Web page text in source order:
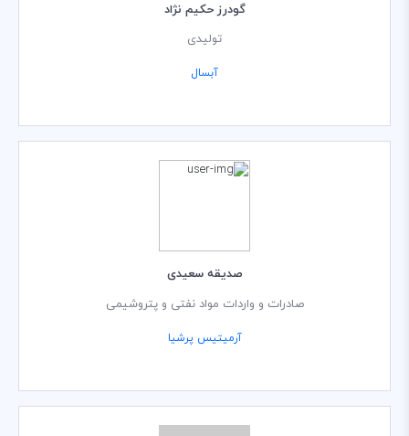
گودرز حکیم نژاد
تولیدی
آبسال
صدیقه سعیدی
صادرات و واردات مواد نفتی و پتروشیمی
آرمیتیس پرشیا